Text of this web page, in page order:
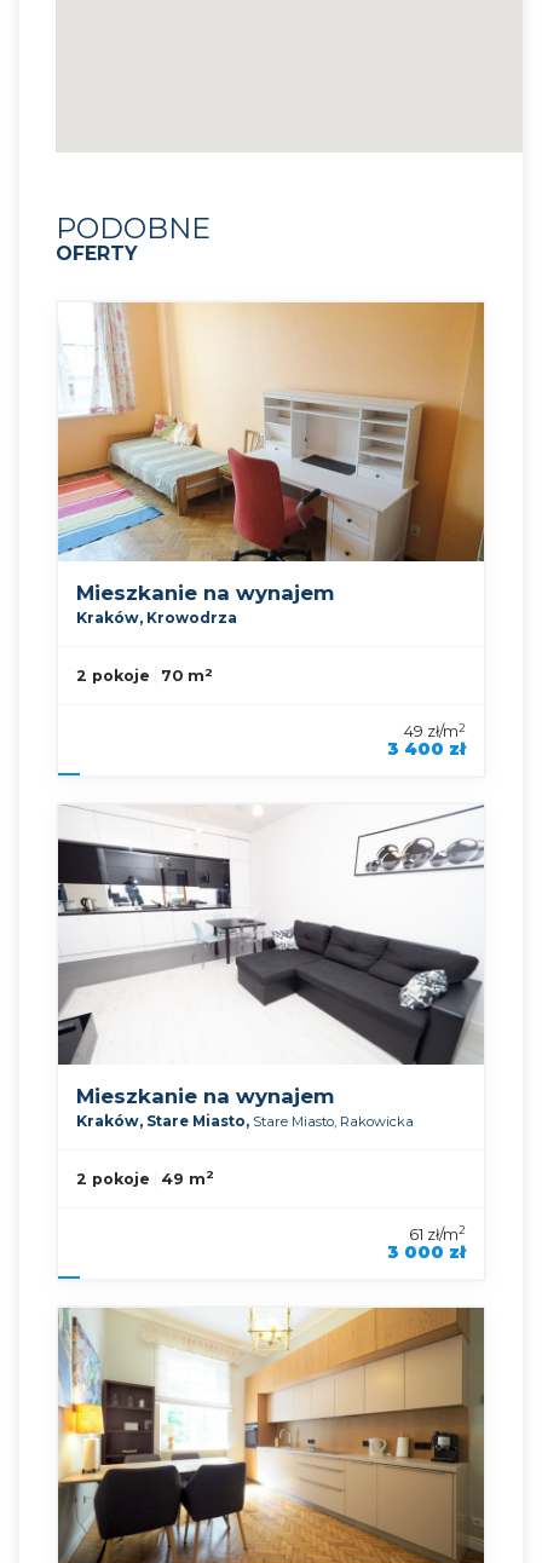
PODOBNE
OFERTY
Mieszkanie na wynajem
Kraków, Krowodrza
2 pokoje 70 m2
49 zł/m2
3 400 zł
symbol oferty
Mieszkanie na wynajem
Kraków, Stare Miasto, Stare Miasto, Rakowicka
2 pokoje 49 m2
61 zł/m2
3 000 zł